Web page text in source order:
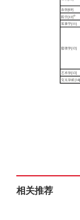
相关推荐